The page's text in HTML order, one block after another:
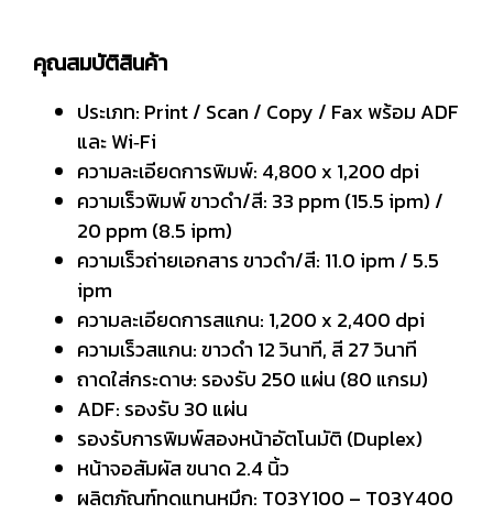
คุณสมบัติสินค้า
ประเภท: Print / Scan / Copy / Fax พร้อม ADF
และ Wi‑Fi
ความละเอียดการพิมพ์: 4,800 x 1,200 dpi
ความเร็วพิมพ์ ขาวดำ/สี: 33 ppm (15.5 ipm) /
20 ppm (8.5 ipm)
ความเร็วถ่ายเอกสาร ขาวดำ/สี: 11.0 ipm / 5.5
ipm
ความละเอียดการสแกน: 1,200 x 2,400 dpi
ความเร็วสแกน: ขาวดำ 12 วินาที, สี 27 วินาที
ถาดใส่กระดาษ: รองรับ 250 แผ่น (80 แกรม)
ADF: รองรับ 30 แผ่น
รองรับการพิมพ์สองหน้าอัตโนมัติ (Duplex)
หน้าจอสัมผัส ขนาด 2.4 นิ้ว
ผลิตภัณฑ์ทดแทนหมึก: T03Y100 – T03Y400